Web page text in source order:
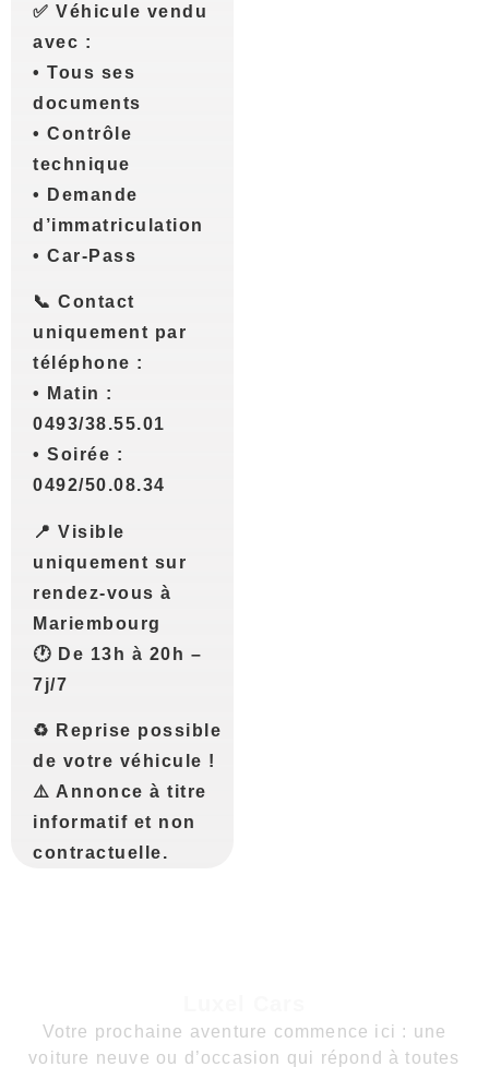
✅ Véhicule vendu
avec :
• Tous ses
documents
• Contrôle
technique
• Demande
d’immatriculation
• Car-Pass
📞 Contact
uniquement par
téléphone :
• Matin :
0493/38.55.01
• Soirée :
0492/50.08.34
📍 Visible
uniquement sur
rendez-vous à
Mariembourg
🕐 De 13h à 20h –
7j/7
♻️ Reprise possible
de votre véhicule !
⚠️ Annonce à titre
informatif et non
contractuelle.
Votre prochaine aventure commence ici : une
voiture neuve ou d’occasion qui répond à toutes